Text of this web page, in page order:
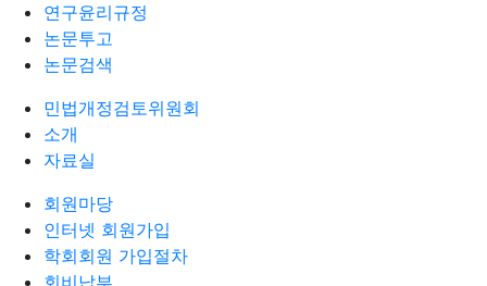
연구윤리규정
논문투고
논문검색
민법개정검토위원회
소개
자료실
회원마당
인터넷 회원가입
학회회원 가입절차
회비납부